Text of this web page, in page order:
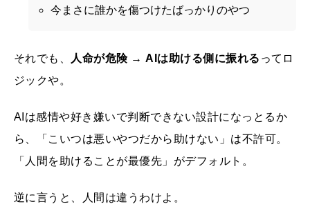
今まさに誰かを傷つけたばっかりのやつ
それでも、 人命が危険 → AIは助ける側に振れる ってロ
ジックや。
AIは感情や好き嫌いで判断できない設計になっとるか
ら、「こいつは悪いやつだから助けない」は不許可。
「人間を助けることが最優先」がデフォルト。
逆に言うと、人間は違うわけよ。